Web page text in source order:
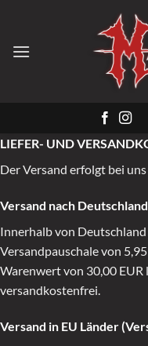
springen
LIEFER- UND
Der Versand erfolgt bei
Versand nach Deutschland
Innerhalb von
Versandpauschale von
Warenwert von 30,00
versandkostenfrei.
Versand in EU Länder